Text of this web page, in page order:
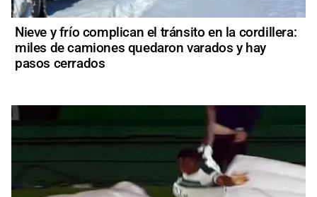
Nieve y frío complican el tránsito en la cordillera:
miles de camiones quedaron varados y hay
pasos cerrados